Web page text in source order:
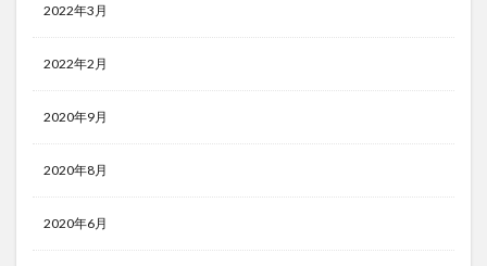
2022年3月
2022年2月
2020年9月
2020年8月
2020年6月